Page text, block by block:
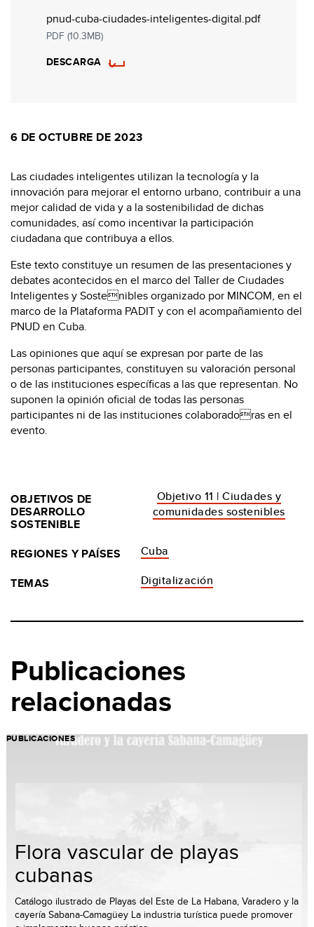
pnud-cuba-ciudades-inteligentes-digital.pdf
PDF (10.3MB)
DESCARGA
6 DE OCTUBRE DE 2023
Las ciudades inteligentes utilizan la tecnología y la
innovación para mejorar el entorno urbano, contribuir a una
mejor calidad de vida y a la sostenibilidad de dichas
comunidades, así como incentivar la participación
ciudadana que contribuya a ellos.
Este texto constituye un resumen de las presentaciones y
debates acontecidos en el marco del Taller de Ciudades
Inteligentes y Sostenibles organizado por MINCOM, en el
marco de la Plataforma PADIT y con el acompañamiento del
PNUD en Cuba.
Las opiniones que aquí se expresan por parte de las
personas participantes, constituyen su valoración personal
o de las instituciones específicas a las que representan. No
suponen la opinión oficial de todas las personas
participantes ni de las instituciones colaboradoras en el
evento.
OBJETIVOS DE
DESARROLLO
SOSTENIBLE
Objetivo 11 | Ciudades y
comunidades sostenibles
REGIONES Y PAÍSES
Cuba
TEMAS
Digitalización
Publicaciones
relacionadas
PUBLICACIONES
Flora vascular de playas
cubanas
Catálogo ilustrado de Playas del Este de La Habana, Varadero y la
cayería Sabana-Camagüey La industria turística puede promover